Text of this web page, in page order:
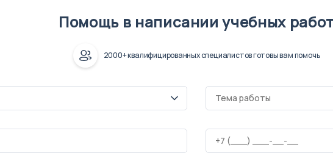
Помощь в написании учебных
2000+ квалифицированных специалистов готовы вам помочь